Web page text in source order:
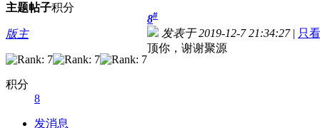
主题帖子积分
版主
积分
8
发消息
8#
发表于 2019-12-7 21:34:27 | 只
顶你，谢谢聚源